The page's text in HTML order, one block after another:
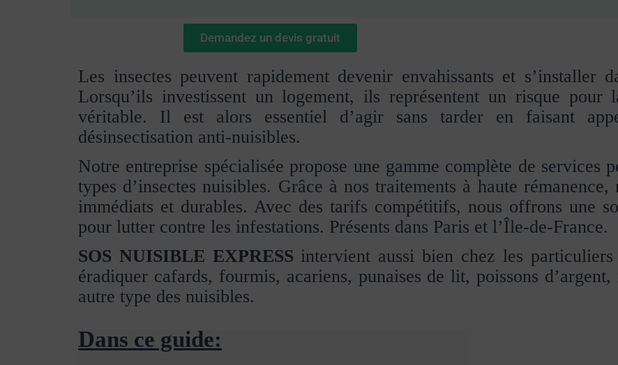
Demandez un devis gratuit
Les insectes peuvent rapidement devenir envahissants et s’installer
Lorsqu’ils investissent un logement, ils représentent un risque pour
véritable. Il est alors essentiel d’agir sans tarder en faisant
désinsectisation anti-nuisibles.
Notre entreprise spécialisée propose une gamme complète de services
types d’insectes nuisibles. Grâce à nos traitements à haute rémanence,
immédiats et durables. Avec des tarifs compétitifs, nous offrons une
pour lutter contre les infestations. Présents dans Paris et l’Île-de-France.
SOS NUISIBLE EXPRESS intervient aussi bien chez les
éradiquer cafards, fourmis, acariens, punaises de lit, poissons
autre type des nuisibles.
Dans ce guide: